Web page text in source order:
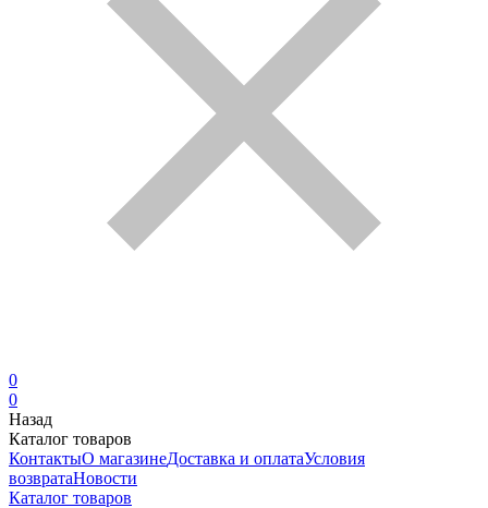
0
0
Назад
Каталог товаров
КонтактыО магазинеДоставка и оплатаУсловия
возвратаНовости
Каталог товаров